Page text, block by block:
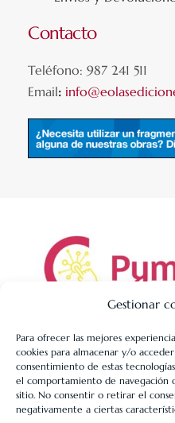
Gestionar
Para ofrecer las mejores
cookies para almacenar y/o
consentimiento de estas
el comportamiento de navegación
sitio. No consentir o retirar el
negativamente a ciertas
Contacto
Teléfono: 987 241 511
Email:
LIBRERÍA UNIVERSITARIA
de Fondos Europeos, cuyo
competitividad de las
marcha un Plan de Acción